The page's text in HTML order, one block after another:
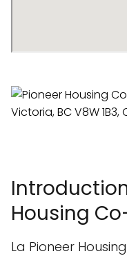
Housing
La Pioneer